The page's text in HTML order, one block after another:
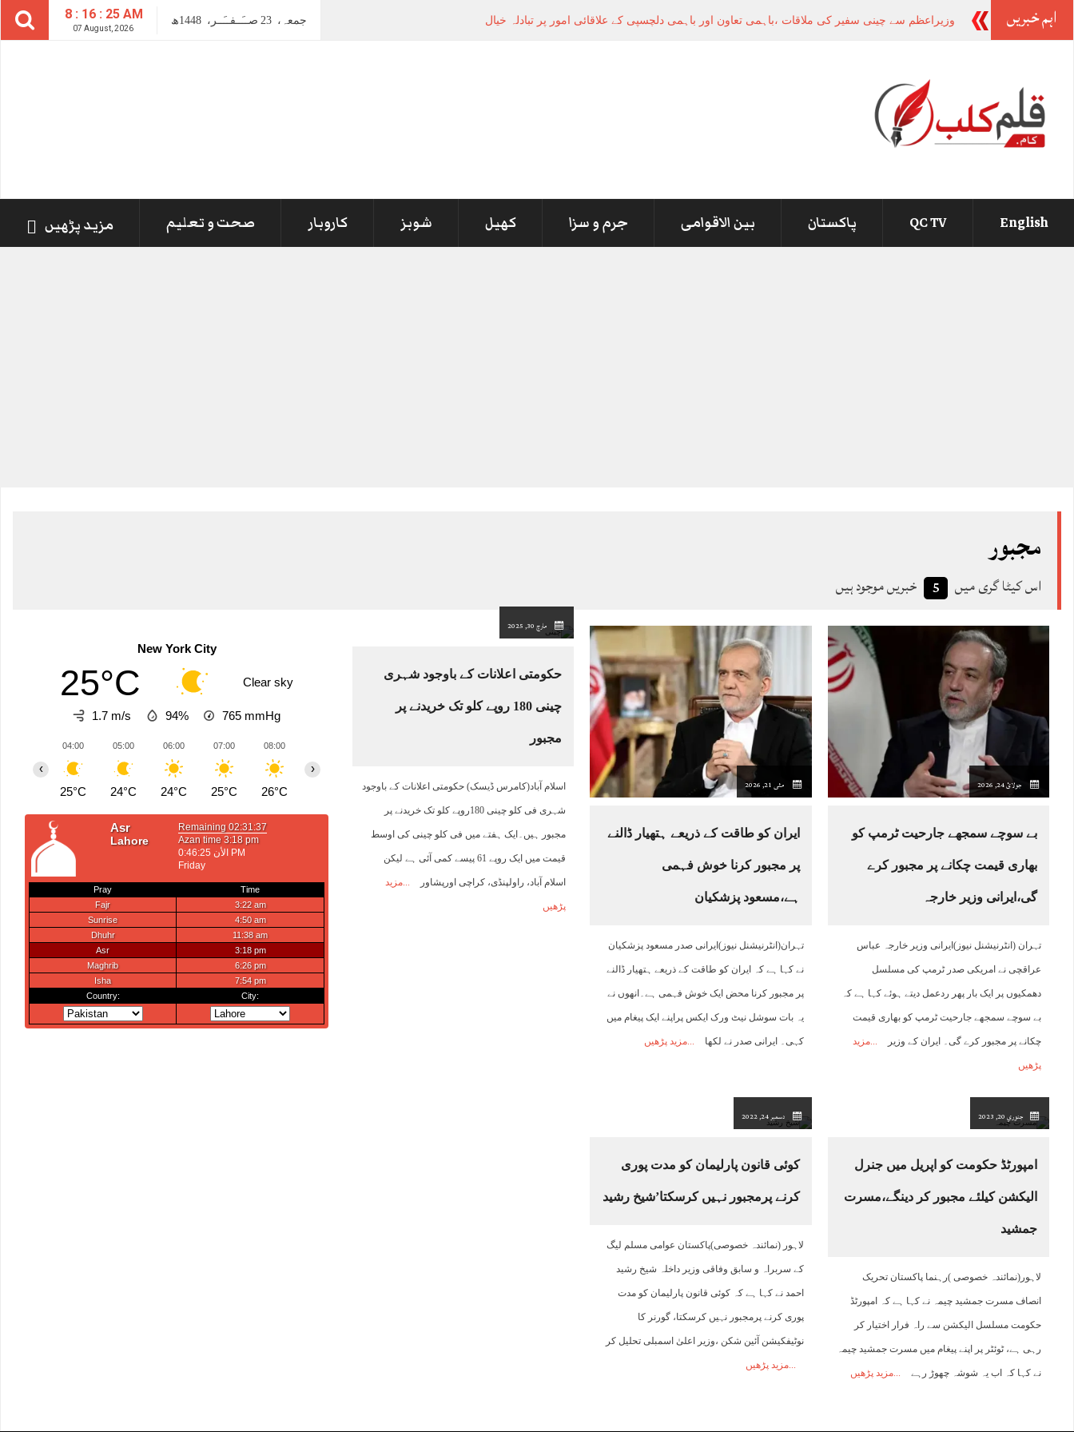
8 : 16 : 26 AM
07 August, 2026
جمعہ، 23 صــَــفــَــر، 1448ھ اہم خبریں وزیراعظم سے چینی سفیر کی ملاقات ،باہمی تعاون اور باہمی دلچسپی کے علاقائی امور پر تبادلہ خیال
English
QC TV پاکستان بین الاقوامی جرم و سزا کھیل شوبز کاروبار صحت و تعلیم مزید پڑھیں
مجبور
اس کیٹا گری میں 5 خبریں موجود ہیں
New York City
25°C Clear sky
1.7 m/s 94% 765 mmHg
04:00
25°C
05:00
24°C
06:00
24°C
07:00
25°C
08:00
26°C 29°C 30°C 31°C
13:00
29°C 28°C
15:00
30°C
16:00 17:00
29°C 29°C
19:00 20:00
28°C
21:00
27°C
22:00
27°C 26°C
‹
›
جولائ 24, 2026
بے سوچے سمجھے جارحیت ٹرمپ کو
بھاری قیمت چکانے پر مجبور کرے
گی،ایرانی وزیر خارجہ
تہران (انٹرنیشنل نیوز)ایرانی وزیر خارجہ عباس
عراقچی نے امریکی صدر ٹرمپ کی مسلسل
دھمکیوں پر ایک بار پھر ردعمل دیتے ہوئے کہا ہے کہ
بے سوچے سمجھے جارحیت ٹرمپ کو بھاری قیمت
چکانے پر مجبور کرے گی۔ ایران کے وزیر مزید
پڑھیں
مئی 21, 2026
ایران کو طاقت کے ذریعے ہتھیار ڈالنے
پر مجبور کرنا خوش فہمی
ہے،مسعود پزشکیان
تہران(انٹرنیشنل نیوز)ایرانی صدر مسعود پزشکیان
نے کہا ہے کہ ایران کو طاقت کے ذریعے ہتھیار ڈالنے
پر مجبور کرنا محض ایک خوش فہمی ہے۔انھوں نے
یہ بات سوشل نیٹ ورک ایکس پراپنے ایک پیغام میں
کہی۔ ایرانی صدر نے لکھا مزید پڑھیں
مارچ 30, 2025
حکومتی اعلانات کے باوجود شہری
چینی 180 روپے کلو تک خریدنے پر
مجبور
اسلام آباد(کامرس ڈیسک) حکومتی اعلانات کے باوجود
شہری فی کلو چینی 180روپے کلو تک خریدنے پر
مجبور ہیں۔ایک ہفتے میں فی کلو چینی کی اوسط
قیمت میں ایک روپے 61 پیسے کمی آئی ہے لیکن
اسلام آباد، راولپنڈی، کراچی اورپشاور مزید
پڑھیں
جنوري 20, 2023
امپورٹڈ حکومت کو اپریل میں جنرل
الیکشن کیلئے مجبور کر دینگے،مسرت
جمشید
لاہور(نمائندہ خصوصی )رہنما پاکستان تحریک
انصاف مسرت جمشید چیمہ نے کہا ہے کہ امپورٹڈ
حکومت مسلسل الیکشن سے راہ فرار اختیار کر
رہی ہے، ٹوئٹر پر اپنے پیغام میں مسرت جمشید چیمہ
نے کہا کہ اب یہ شوشہ چھوڑ رہے مزید پڑھیں
دسمبر 24, 2022
کوئی قانون پارلیمان کو مدت پوری
کرنے پرمجبور نہیں کرسکتا’شیخ رشید
لاہور (نمائندہ خصوصی)پاکستان عوامی مسلم لیگ
کے سربراہ و سابق وفاقی وزیر داخلہ شیخ رشید
احمد نے کہا ہے کہ کوئی قانون پارلیمان کو مدت
پوری کرنے پرمجبور نہیں کرسکتا، گورنر کا
نوٹیفکیشن آئین شکن ،وزیر اعلیٰ اسمبلی تحلیل کر
مزید پڑھیں